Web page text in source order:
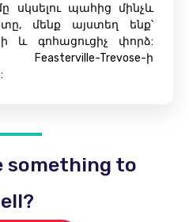
սկսելու պահից մինչև
մենք այստեղ ենք՝
և գոհացուցիչ փորձ:
Trevose-ի
something to